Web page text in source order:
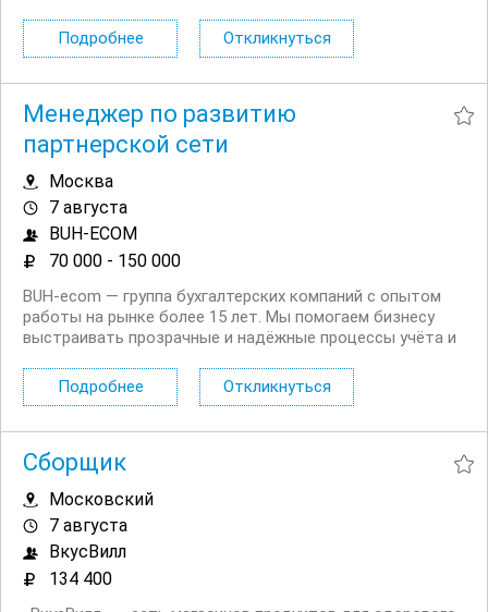
Мы гордимся своим дружелюбным коллективом и
теплыми отношениями внутри команды, где каждый
Подробнее Откликнуться
Менеджер по развитию
партнерской сети
Москва
7 августа
BUH-ECOM
70 000 - 150 000
BUH‑ecom — группа бухгалтерских компаний с опытом
работы на рынке более 15 лет. Мы помогаем бизнесу
выстраивать прозрачные и надёжные процессы учёта и
сопровождение и консультирование, чтобы
предприниматели могли сосредоточиться на развитии
Подробнее Откликнуться
Сборщик
Московский
7 августа
ВкусВилл
134 400